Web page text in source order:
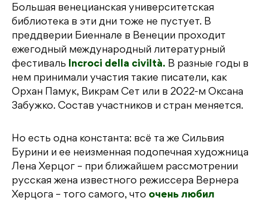
Большая венецианская университетская
библиотека в эти дни тоже не пустует. В
преддверии Биеннале в Венеции проходит
ежегодный международный литературный
фестиваль Incroci della civiltà. В разные годы в
нем принимали участия такие писатели, как
Орхан Памук, Викрам Сет или в 2022-м Оксана
Забужко. Состав участников и стран меняется.
Но есть одна константа: всё та же Сильвия
Бурини и ее неизменная подопечная художница
Лена Херцог – при ближайшем рассмотрении
русская жена известного режиссера Вернера
Херцога – того самого, что очень любил